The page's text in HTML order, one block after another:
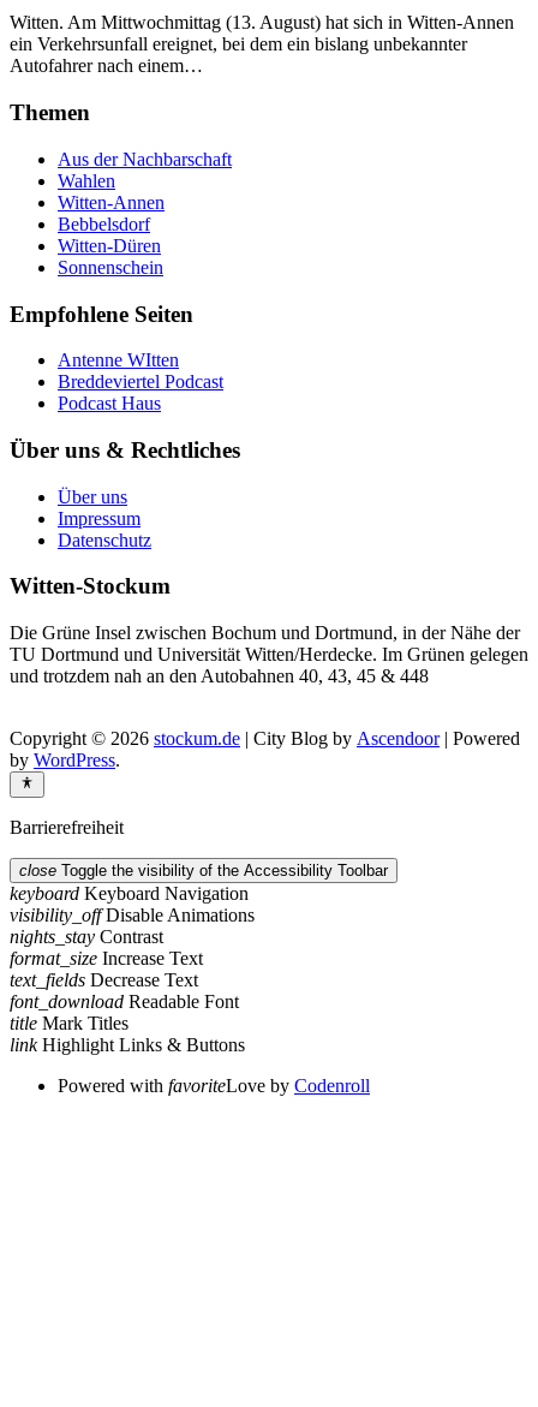
Witten. Am Mittwochmittag (13. August) hat sich in Witten-Annen
ein Verkehrsunfall ereignet, bei dem ein bislang unbekannter
Autofahrer nach einem…
Themen
Aus der Nachbarschaft
Wahlen
Witten-Annen
Bebbelsdorf
Witten-Düren
Sonnenschein
Empfohlene Seiten
Antenne WItten
Breddeviertel Podcast
Podcast Haus
Über uns & Rechtliches
Über uns
Impressum
Datenschutz
Witten-Stockum
Die Grüne Insel zwischen Bochum und Dortmund, in der Nähe der
TU Dortmund und Universität Witten/Herdecke. Im Grünen gelegen
und trotzdem nah an den Autobahnen 40, 43, 45 & 448
Copyright © 2026 stockum.de | City Blog by Ascendoor| Powered
by WordPress.
Barrierefreiheit
close Toggle the visibility of the Accessibility Toolbar
keyboard Keyboard Navigation
visibility_off Disable Animations
nights_stay Contrast
format_size Increase Text
text_fields Decrease Text
font_download Readable Font
title Mark Titles
link Highlight Links & Buttons
Powered with favoriteLove by Codenroll